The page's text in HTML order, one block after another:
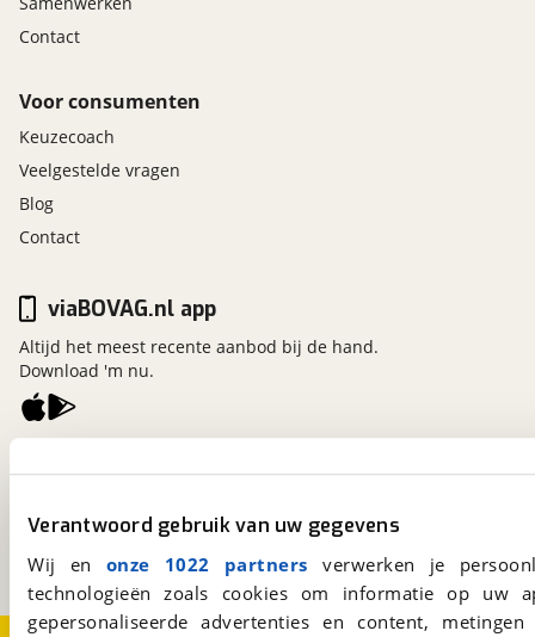
Verantwoord gebruik van uw gegevens
Wij en onze 1022 partners verwerken je
technologieën zoals cookies om informatie op
gepersonaliseerde advertenties en content,
Contact
Voor consumenten
Keuzecoach
Veelgestelde vragen
Blog
Contact
3981 AJ
Bunnik
Een initiatief van
BOVAG
viaBOVAG.nl app
Altijd het meest recente aanbod bij de hand.
Download 'm nu.